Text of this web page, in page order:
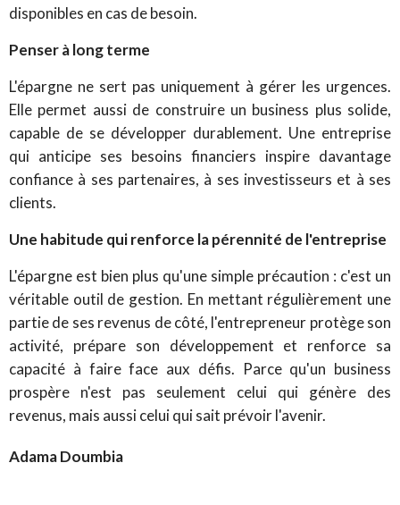
disponibles en cas de besoin.
Penser à long terme
L'épargne ne sert pas uniquement à gérer les urgences.
Elle permet aussi de construire un business plus solide,
capable de se développer durablement. Une entreprise
qui anticipe ses besoins financiers inspire davantage
confiance à ses partenaires, à ses investisseurs et à ses
clients.
Une habitude qui renforce la pérennité de l'entreprise
L'épargne est bien plus qu'une simple précaution : c'est un
véritable outil de gestion. En mettant régulièrement une
partie de ses revenus de côté, l'entrepreneur protège son
activité, prépare son développement et renforce sa
capacité à faire face aux défis. Parce qu'un business
prospère n'est pas seulement celui qui génère des
revenus, mais aussi celui qui sait prévoir l'avenir.
Adama Doumbia